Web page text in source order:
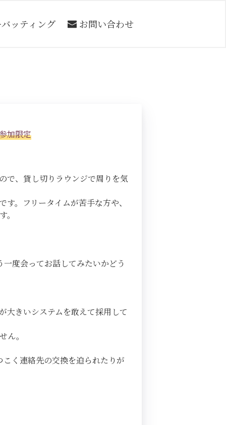
ッティング お問い合わせ
加限定
で、貸し切りラウンジで周りを気
。フリータイムが苦手な方や、
度会ってお話してみたいかどう
大きいシステムを敢えて採用して
ん。
く連絡先の交換を迫られたりが